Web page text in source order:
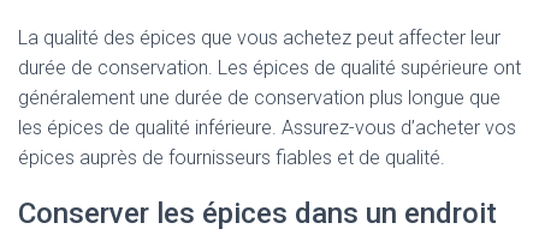
La qualité des épices que vous achetez peut affecter leur
durée de conservation. Les épices de qualité supérieure ont
généralement une durée de conservation plus longue que
les épices de qualité inférieure. Assurez-vous d’acheter vos
épices auprès de fournisseurs fiables et de qualité.
Conserver les épices dans un endroit